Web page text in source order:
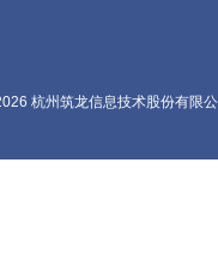
杭州筑龙信息技术股份有限